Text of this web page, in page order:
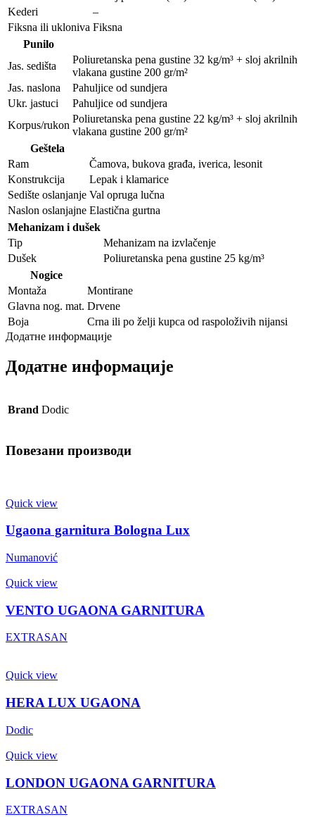
Kederi
–
Fiksna ili ukloniva Fiksna
Punilo
Jas. sedišta
Poliuretanska pena gustine 32 kg/m³ + sloj akrilnih
vlakana gustine 200 gr/m²
Jas. naslona
Pahuljice od sundjera
Ukr. jastuci
Pahuljice od sundjera
Korpus/rukon
Poliuretanska pena gustine 22 kg/m³ + sloj akrilnih
vlakana gustine 200 gr/m²
Geštela
Ram
Čamova, bukova građa, iverica, lesonit
Konstrukcija
Lepak i klamarice
Sedište oslanjanje Val opruga lučna
Naslon oslanjajne Elastična gurtna
Mehanizam i dušek
Tip
Mehanizam na izvlačenje
Dušek
Poliuretanska pena gustine 25 kg/m³
Nogice
Montaža
Montirane
Glavna nog. mat. Drvene
Boja
Crna ili po želji kupca od raspoloživih nijansi
Додатне информације
Додатне информације
Brand Dodic
Повезани производи
Quick view
Ugaona garnitura Bologna Lux
Numanović
Quick view
VENTO UGAONA GARNITURA
EXTRASAN
Quick view
HERA LUX UGAONA
Dodic
Quick view
LONDON UGAONA GARNITURA
EXTRASAN